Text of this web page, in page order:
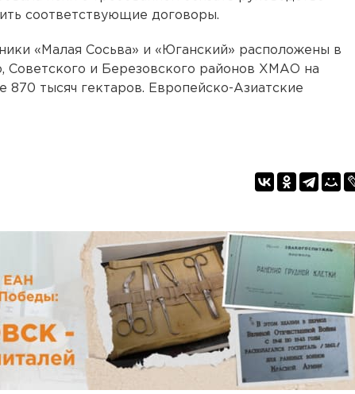
соответствующие договоры.
«Малая Сосьва» и «Юганский» расположены в
Советского и Березовского районов ХМАО на
тысяч гектаров. Европейско-Азиатские